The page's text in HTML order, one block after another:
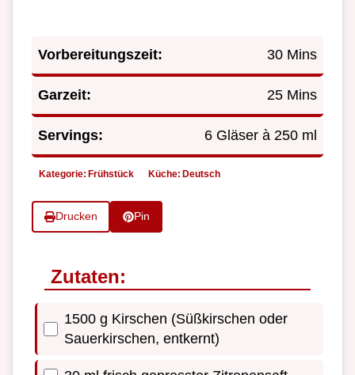
Vorbereitungszeit: 30 Mins
Garzeit: 25 Mins
Servings: 6 Gläser à 250 ml
Kategorie: Frühstück Küche: Deutsch
Drucken Pin
Zutaten:
1500 g Kirschen (Süßkirschen oder
Sauerkirschen, entkernt)